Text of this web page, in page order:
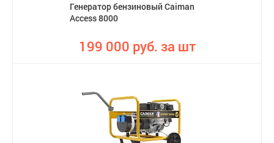
Генератор бензиновый Caiman
Access 8000
199 000 руб. за шт